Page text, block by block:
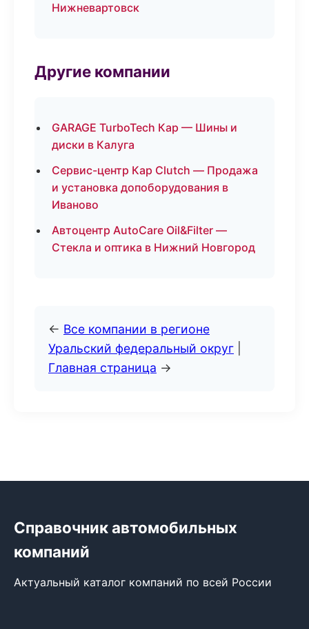
Нижневартовск
Другие компании
GARAGE TurboTech Кар — Шины и
диски в Калуга
Сервис-центр Кар Clutch — Продажа
и установка допоборудования в
Иваново
Автоцентр AutoCare Oil&Filter —
Стекла и оптика в Нижний Новгород
← Все компании в регионе
Уральский федеральный округ
Главная страница →
Справочник автомобильных
компаний
Актуальный каталог компаний по всей России